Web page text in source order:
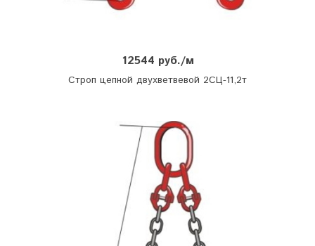
12544 руб./м
Строп цепной двухветвевой 2СЦ-11,2т